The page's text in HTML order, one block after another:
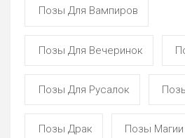
Позы Для Вампиров
Позы Для Вечеринок
Позы Для Русалок
Позы Драк Позы Магии